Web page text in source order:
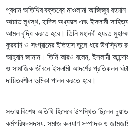
প্রধান অতিথির বক্তব্যে মাওলানা আজিজুর
আয়াত মুখস্থ, হাদিস অধ্যয়ন এবং ইসলামী সাহিত্য
আমল বৃদ্ধি করতে হবে। তিনি মহানবী হযরত
কুরবানি ও সংগ্রামের ইতিহাস তুলে ধরে উপস্থিত
আহ্বান জানান। তিনি আরও বলেন, ইসলামী
ও সামাজিক জীবনে ইসলামী আদর্শের প্রতিফলন
দায়িত্বশীল ভূমিকা পালন করতে হবে।
সভায় বিশেষ অতিথি হিসেবে উপস্থিত ছিলেন
কর্মপরিষদসদস্য, সমাজ কল্যাণ সম্পাদক ও